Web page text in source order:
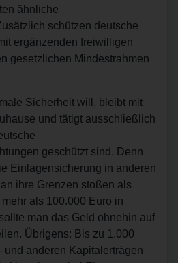
ähnliche
schützen deutsche
ergänzenden freiwilligen
gesetzlichen Mindestrahmen
Sicherheit will, bleibt mit
und tätigt ausschließlich
geschützt sind. Denn
Einlagensicherung in anderen
ihre Grenzen stoßen als
als 100.000 Euro in
man das Geld ohnehin auf
Übrigens: Bis zu 1.000
und anderen Kapitalerträgen